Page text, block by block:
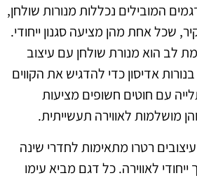
המובילים נכללות מנורות שולחן,
שכל אחת מהן מציעה סגנון ייחודי.
לב הוא מנורת שולחן עם עיצוב
אדיסון כדי להדגיש את הקווים
עם חוטים חשופים מציעות
מושלמות לאווירה תעשייתית.
רטרו מתאימות לחדרי שינה
ייחודי לאווירה. כל דגם מביא עימו